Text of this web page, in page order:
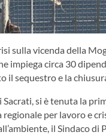
sulla vicenda della
impiega circa 30
il sequestro e la
si è tenuta la
per lavoro e
il Sindaco